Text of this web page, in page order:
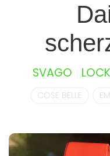
SVAGO LOCK
COSE BELLE